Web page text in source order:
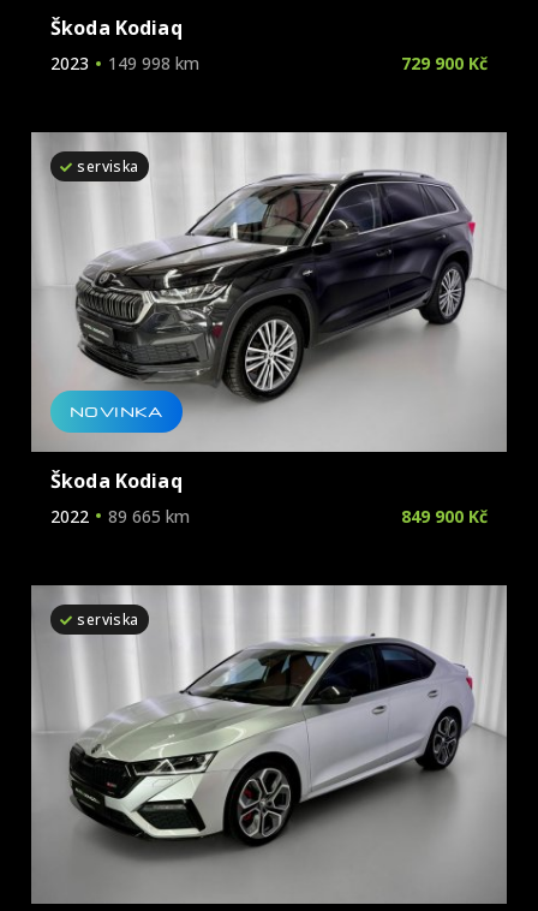
Škoda Kodiaq
2023 149 998 km 729 900 Kč
NOVINKA
serviska
Škoda Kodiaq
2022 89 665 km 849 900 Kč
serviska